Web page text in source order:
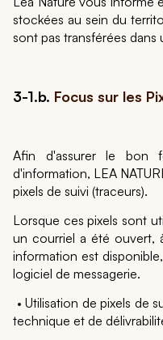
stockées au sein du
sont pas transférées dans
3-1.b. Focus sur les
Afin d'assurer le bon
d'information, LEA
pixels de suivi (traceurs).
Lorsque ces pixels sont
un courriel a été ouvert,
information est
logiciel de messagerie.
• Utilisation de pixels de
technique et de